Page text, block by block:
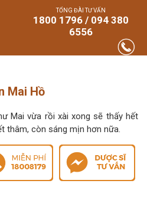
TỔNG ĐÀI TƯ VẤN
1800 1796 / 094 380
6556
Mai Hồ
Mai vừa rồi xài xong sẽ thấy hết
thâm, còn sáng mịn hơn nữa.